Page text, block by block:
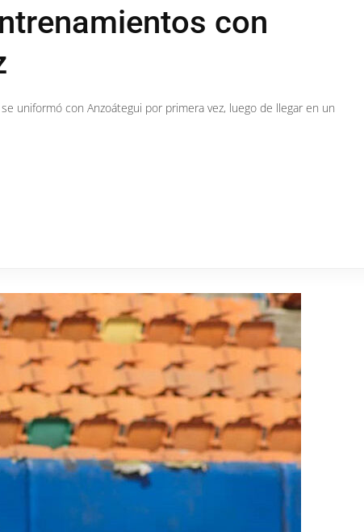
con
uniformó con Anzoátegui por primera vez, luego de llegar en un